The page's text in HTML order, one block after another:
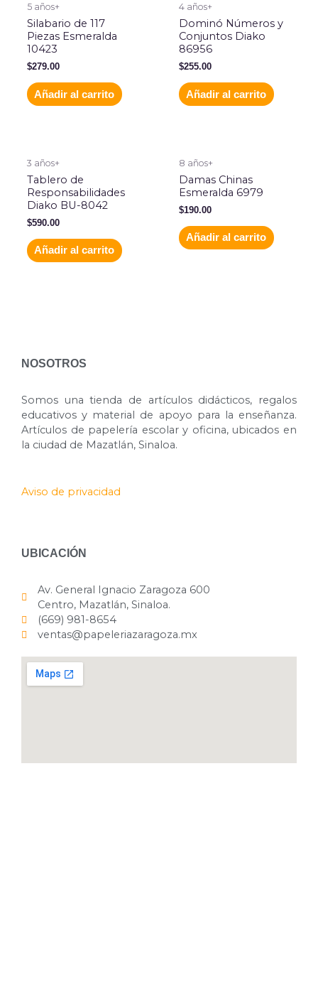
5 años+
Silabario de 117
Piezas Esmeralda
10423
$279.00
Añadir al carrito
4 años+
Dominó Números y
Conjuntos Diako
86956
$255.00
Añadir al carrito
3 años+
Tablero de
Responsabilidades
Diako BU-8042
$590.00
Añadir al carrito
8 años+
Damas Chinas
Esmeralda 6979
$190.00
Añadir al carrito
NOSOTROS
Somos una tienda de artículos didácticos, regalos
educativos y material de apoyo para la enseñanza.
Artículos de papelería escolar y oficina, ubicados en
la ciudad de Mazatlán, Sinaloa.
Aviso de privacidad
UBICACIÓN
Av. General Ignacio Zaragoza 600
Centro, Mazatlán, Sinaloa.
(669) 981-8654
ventas@papeleriazaragoza.mx